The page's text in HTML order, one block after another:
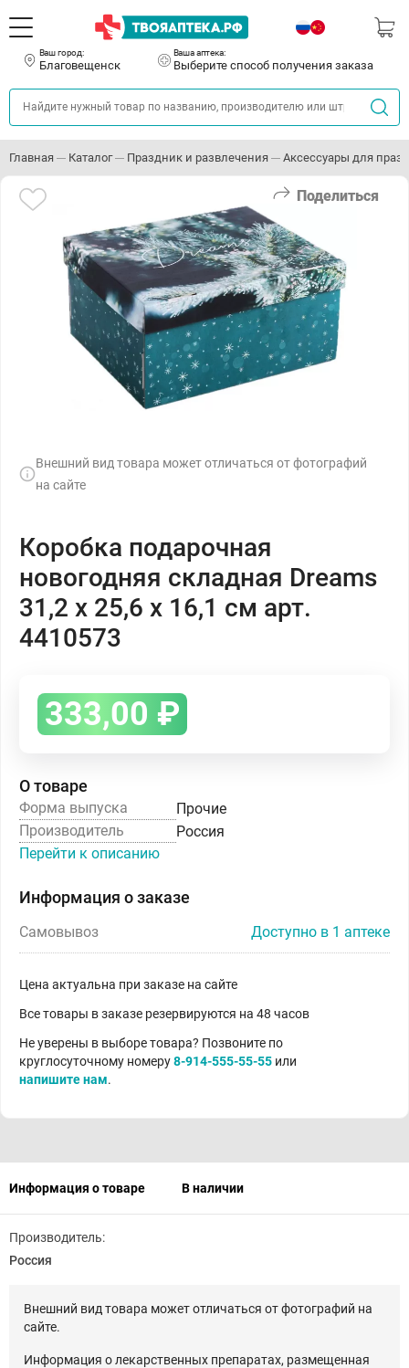
Ваш город:
Благовещенск
Ваша аптека:
Выберите способ получения заказа
Главная Каталог Праздник и развлечения Аксессуары для
Поделиться
Внешний вид товара может отличаться от фотографий
на сайте
Коробка подарочная
новогодняя складная Dreams
31,2 х 25,6 х 16,1 см арт.
4410573
333,00 ₽
О товаре
Форма выпуска
Прочие
Производитель
Россия
Перейти к описанию
Информация о заказе
Самовывоз Доступно в 1 аптеке
Цена актуальна при заказе на сайте
Все товары в заказе резервируются на 48 часов
Не уверены в выборе товара? Позвоните по
круглосуточному номеру8-914-555-55-55 или
напишите нам.
Информация о товаре В наличии
Производитель:
Россия
Внешний вид товара может отличаться от фотографий на
сайте.
Информация о лекарственных препаратах, размещенная